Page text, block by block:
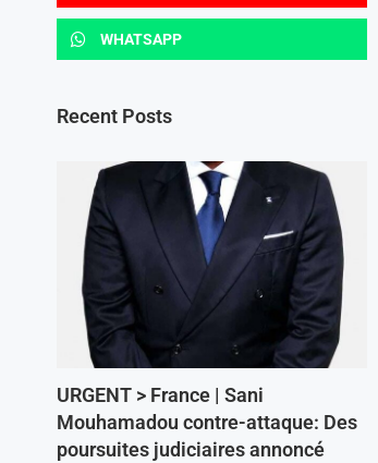
WHATSAPP
Recent Posts
URGENT > France | Sani
Mouhamadou contre-attaque: Des
poursuites judiciaires annoncé